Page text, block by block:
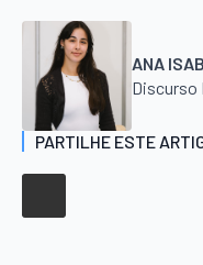
ANA
Discurso
PARTILHE ESTE